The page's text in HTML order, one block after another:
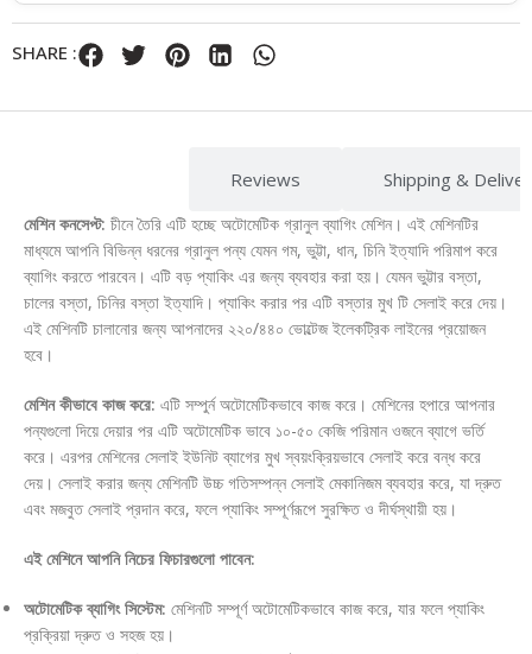
SHARE :
Reviews Shipping &
মেশিন কনসেপ্ট: চীনে তৈরি এটি হচ্ছে অটোমেটিক গ্রানুল ব্যাগিং মেশিন। এই মেশিনটির
মাধ্যমে আপনি বিভিন্ন ধরনের গ্রানুল পন্য যেমন গম, ভুট্টা, ধান, চিনি ইত্যাদি পরিমাপ করে
ব্যাগিং করতে পারবেন। এটি বড় প্যাকিং এর জন্য ব্যবহার করা হয়। যেমন ভুট্টার বস্তা,
চালের বস্তা, চিনির বস্তা ইত্যাদি। প্যাকিং করার পর এটি বস্তার মুখ টি সেলাই করে দেয়।
এই মেশিনটি চালানোর জন্য আপনাদের ২২০/৪৪০ ভোল্টেজ ইলেকট্রিক লাইনের প্রয়োজন
হবে।
মেশিন কীভাবে কাজ করে: এটি সম্পুর্ন অটোমেটিকভাবে কাজ করে। মেশিনের হপারে আপনার
পন্যগুলো দিয়ে দেয়ার পর এটি অটোমেটিক ভাবে ১০-৫০ কেজি পরিমান ওজনে ব্যাগে ভর্তি
করে। এরপর মেশিনের সেলাই ইউনিট ব্যাগের মুখ স্বয়ংক্রিয়ভাবে সেলাই করে বন্ধ করে
দেয়। সেলাই করার জন্য মেশিনটি উচ্চ গতিসম্পন্ন সেলাই মেকানিজম ব্যবহার করে, যা দ্রুত
এবং মজবুত সেলাই প্রদান করে, ফলে প্যাকিং সম্পূর্ণরূপে সুরক্ষিত ও দীর্ঘস্থায়ী হয়।
এই মেশিনে আপনি নিচের ফিচারগুলো পাবেন:
অটোমেটিক ব্যাগিং সিস্টেম: মেশিনটি সম্পূর্ণ অটোমেটিকভাবে কাজ করে, যার ফলে প্যাকিং
প্রক্রিয়া দ্রুত ও সহজ হয়।